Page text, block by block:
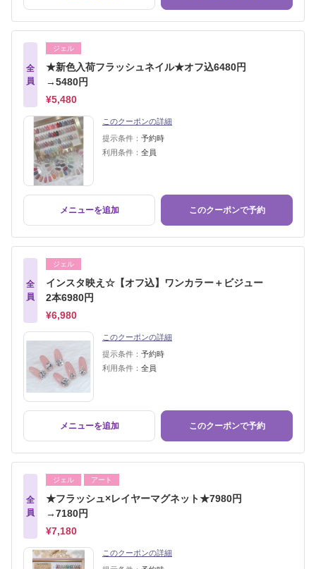
全
員
ジェル
★新色入荷フラッシュネイル★オフ込6480円
→5480円
¥5,480
このクーポンの詳細
提示条件： 予約時
利用条件： 全員
メニューを追加 このクーポンで予約
全
員
ジェル
インスタ映え☆【オフ込】ワンカラー＋ビジュー
2本6980円
¥6,980
このクーポンの詳細
提示条件： 予約時
利用条件： 全員
メニューを追加 このクーポンで予約
全
員
ジェル アート
★フラッシュ×レイヤーマグネット★7980円
→7180円
¥7,180
このクーポンの詳細